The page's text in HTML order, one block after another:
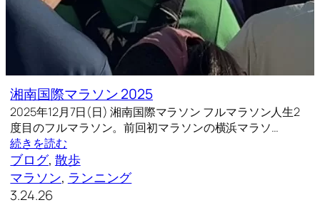
湘南国際マラソン 2025
2025年12月7日(日) 湘南国際マラソン フルマラソン人生2
度目のフルマラソン。前回初マラソンの横浜マラソ…
続きを読む
ブログ, 散歩
マラソン, ランニング
3.24.26